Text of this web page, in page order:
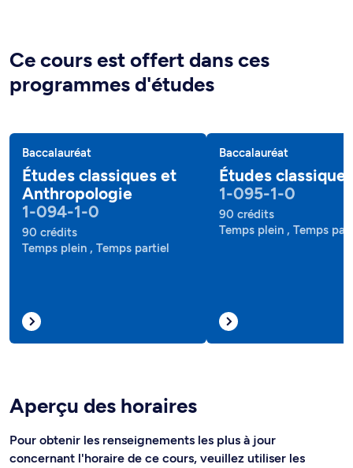
Ce cours est offert dans ces
programmes d'études
Baccalauréat
Études classiques et
Anthropologie
1-094-1-0
90 crédits
Temps plein , Temps partiel
Baccalauréat
Études classiques
1-095-1-0
90 crédits
Temps plein , Temps
Aperçu des horaires
Pour obtenir les renseignements les plus à jour
concernant l'horaire de ce cours, veuillez utiliser les